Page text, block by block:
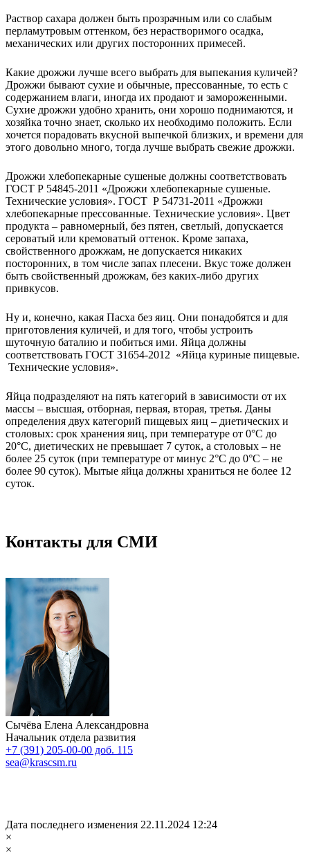
Раствор сахара должен быть прозрачным или со слабым
перламутровым оттенком, без нерастворимого осадка,
механических или других посторонних примесей.
Какие дрожжи лучше всего выбрать для выпекания куличей?
Дрожжи бывают сухие и обычные, прессованные, то есть с
содержанием влаги, иногда их продают и замороженными.
Сухие дрожжи удобно хранить, они хорошо поднимаются, и
хозяйка точно знает, сколько их необходимо положить. Если
хочется порадовать вкусной выпечкой близких, и времени для
этого довольно много, тогда лучше выбрать свежие дрожжи.
Дрожжи хлебопекарные сушеные должны соответствовать
ГОСТ Р 54845-2011 «Дрожжи хлебопекарные сушеные.
Технические условия». ГОСТ Р 54731-2011 «Дрожжи
хлебопекарные прессованные. Технические условия». Цвет
продукта – равномерный, без пятен, светлый, допускается
сероватый или кремоватый оттенок. Кроме запаха,
свойственного дрожжам, не допускается никаких
посторонних, в том числе запах плесени. Вкус тоже должен
быть свойственный дрожжам, без каких-либо других
привкусов.
Ну и, конечно, какая Пасха без яиц. Они понадобятся и для
приготовления куличей, и для того, чтобы устроить
шуточную баталию и побиться ими. Яйца должны
соответствовать ГОСТ 31654-2012 «Яйца куриные пищевые.
Технические условия».
Яйца подразделяют на пять категорий в зависимости от их
массы – высшая, отборная, первая, вторая, третья. Даны
определения двух категорий пищевых яиц – диетических и
столовых: срок хранения яиц, при температуре от 0°С до
20°С, диетических не превышает 7 суток, а столовых – не
более 25 суток (при температуре от минус 2°С до 0°С – не
более 90 суток). Мытые яйца должны храниться не более 12
суток.
Контакты для СМИ
Сычёва Елена Александровна
Начальник отдела развития
+7 (391) 205-00-00 доб. 115
sea@krascsm.ru
Дата последнего изменения 22.11.2024 12:24
×
×